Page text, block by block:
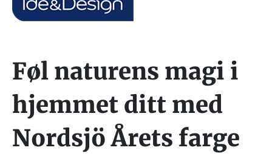
Føl naturens magi i
hjemmet ditt med
Nordsjö Årets farge